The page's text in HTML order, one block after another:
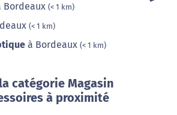
Bordeaux (< 1 km)
(< 1 km)
à Bordeaux (< 1 km)
catégorie Magasin
à proximité